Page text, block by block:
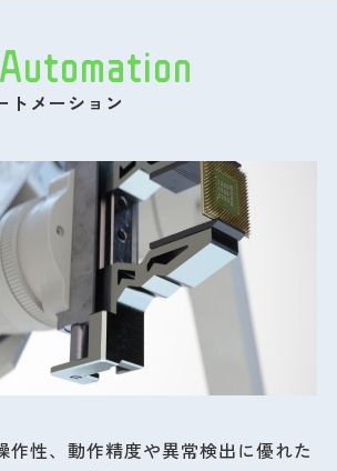
トメーション
作性、動作精度や異常検出に優れた